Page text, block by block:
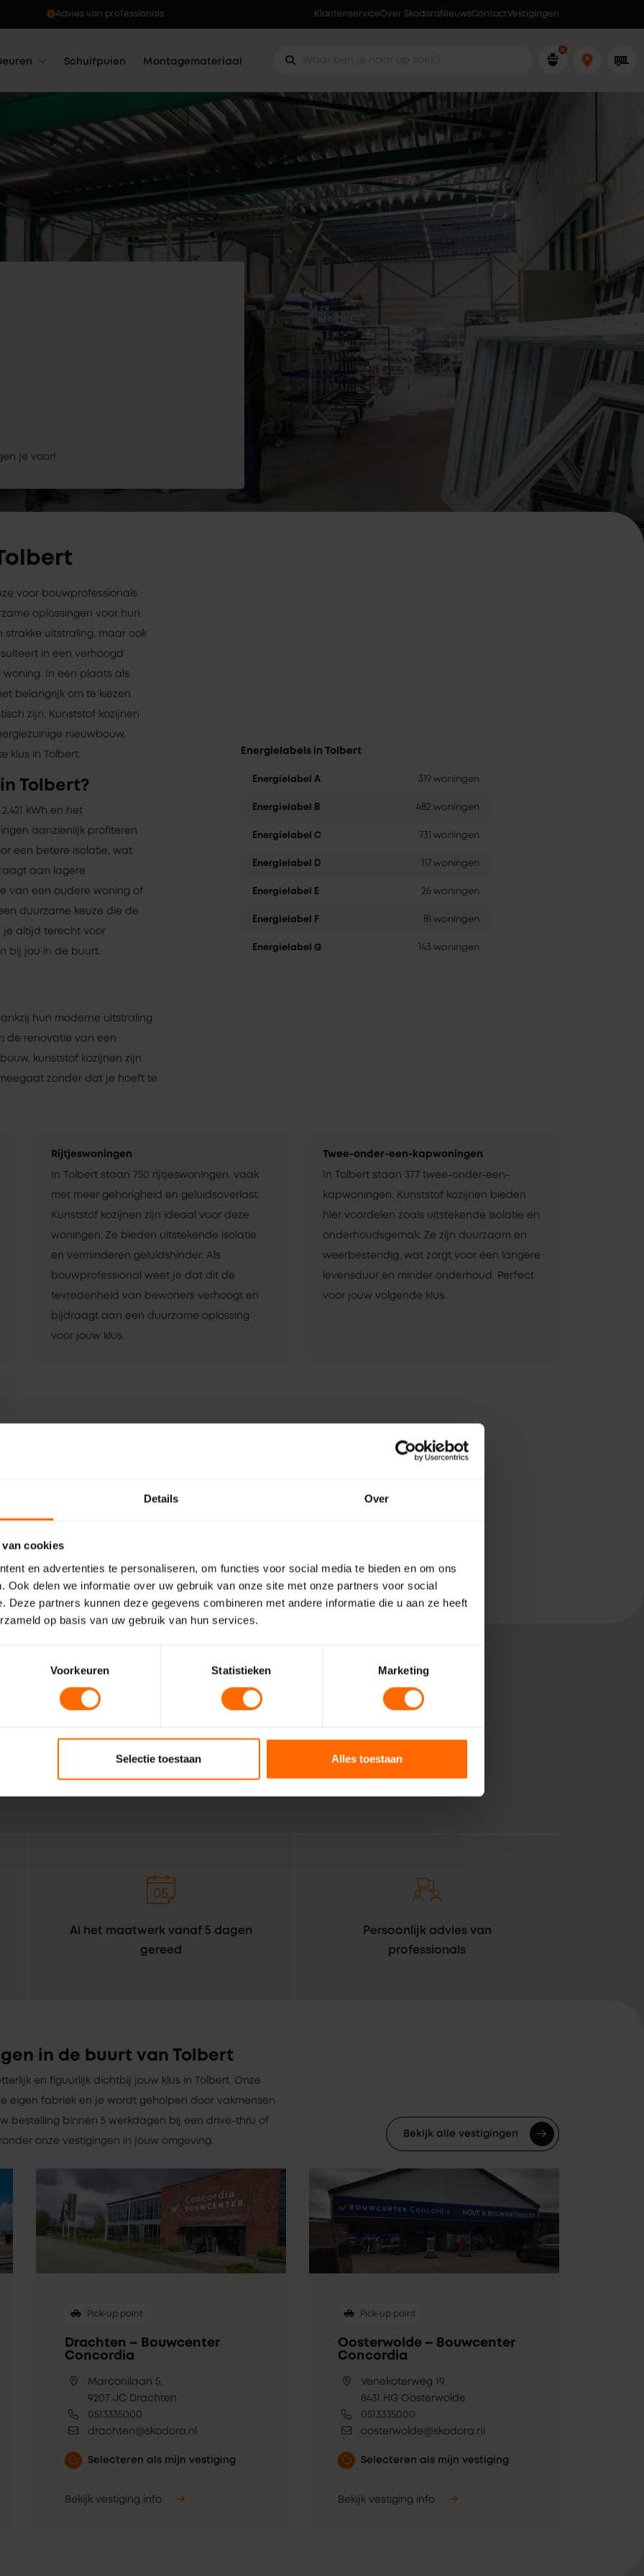
Details Over
van cookies
en advertenties te personaliseren, om functies voor social media te bieden en om ons
Ook delen we informatie over uw gebruik van onze site met onze partners voor social
Deze partners kunnen deze gegevens combineren met andere informatie die u aan ze heeft
op basis van uw gebruik van hun services.
Voorkeuren Statistieken Marketing
Selectie toestaan Alles toestaan
Ophalen wanneer jou dat uitkomt Lokaal geproduceerd in eigen fabriek
KlantenserviceOver Skodora NieuwsContactVestigingen
Schuifpuien Montagemateriaal
je voor!
voor bouwprofessionals
oplossingen voor hun
strakke uitstraling, maar ook
in een verhoogd
In een plaats als
belangrijk om te kiezen
zijn. Kunststof kozijnen
nieuwbouw,
klus in Tolbert.
Tolbert?
kWh en het
aanzienlijk profiteren
een betere isolatie, wat
aan lagere
van een oudere woning of
duurzame keuze die de
je altijd terecht voor
bij jou in de buurt.
Energielabels in Tolbert
Energielabel A 319 woningen
Energielabel B 482 woningen
Energielabel C 731 woningen
Energielabel D 117 woningen
Energielabel E 26 woningen
Energielabel F 81 woningen
Energielabel G 143 woningen
hun moderne uitstraling
de renovatie van een
kunststof kozijnen zijn
zonder dat je hoeft te
Rijtjeswoningen
In Tolbert staan 750 rijtjeswoningen, vaak
met meer gehorigheid en geluidsoverlast.
Kunststof kozijnen zijn ideaal voor deze
woningen. Ze bieden uitstekende isolatie
en verminderen geluidshinder. Als
bouwprofessional weet je dat dit de
tevredenheid van bewoners verhoogt en
bijdraagt aan een duurzame oplossing
voor jouw klus.
Twee-onder-een-kapwoningen
In Tolbert staan 377 twee-onder-een-
kapwoningen. Kunststof kozijnen bieden
hier voordelen zoals uitstekende isolatie en
onderhoudsgemak. Ze zijn duurzaam en
weerbestendig, wat zorgt voor een langere
levensduur en minder onderhoud. Perfect
voor jouw volgende klus.
Wij zijn Skodora. Een gepassioneerd, lokaal familiebedrijf, bestaande uit pure
Tolbert. Combineer dat met de wil om het bestellen van kunststof kozijnen voor
bouwprofessionals simpeler te maken. Geef het een oranje tintje. En zie daar:
Al het maatwerk vanaf 5 dagen
gereed
Persoonlijk advies van
professionals
in de buurt van Tolbert
en figuurlijk dichtbij jouw klus in Tolbert. Onze
eigen fabriek en je wordt geholpen door vakmensen
bestelling binnen 5 werkdagen bij een drive-thru of
onze vestigingen in jouw omgeving.
Bekijk alle vestigingen
Pick-up point
Drachten – Bouwcenter
Concordia
Marconilaan 5,
9207 JC Drachten
0513335000
drachten@skodora.nl
Selecteren als mijn vestiging
Bekijk vestiging info
Pick-up point
Oosterwolde – Bouwcenter
Concordia
Venekoterweg 19,
8431 HG Oosterwolde
0513335000
oosterwolde@skodora.nl
Selecteren als mijn vestiging
Bekijk vestiging info